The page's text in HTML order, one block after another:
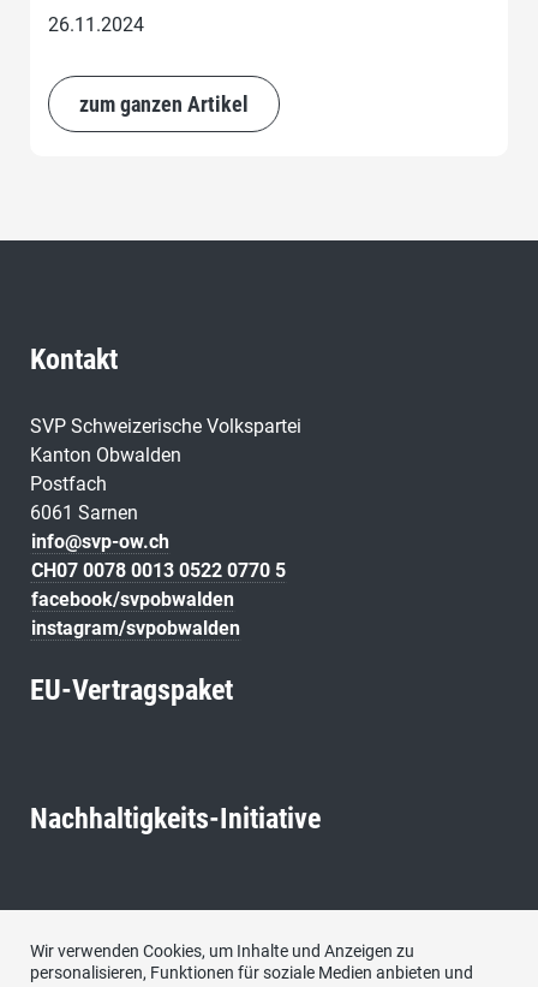
26.11.2024
zum ganzen Artikel
Kontakt
SVP Schweizerische Volkspartei
Kanton Obwalden
Postfach
6061 Sarnen
info@svp-ow.ch
CH07 0078 0013 0522 0770 5
facebook/svpobwalden
instagram/svpobwalden
EU-Vertragspaket
Nachhaltigkeits-Initiative
Neutralitäts-Initiative
Wir verwenden Cookies, um Inhalte und Anzeigen zu
personalisieren, Funktionen für soziale Medien anbieten und